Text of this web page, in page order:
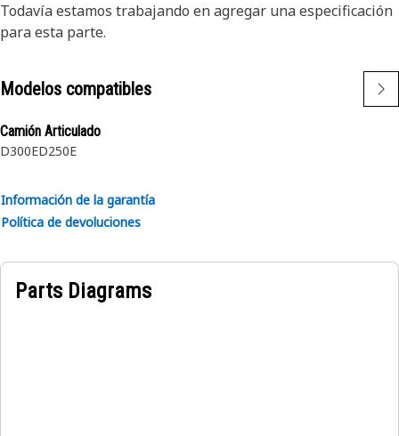
Todavía estamos trabajando en agregar una especificación
para esta parte.
Modelos compatibles
Camión Articulado
D300ED250E
Información de la garantía
Política de devoluciones
Parts Diagrams